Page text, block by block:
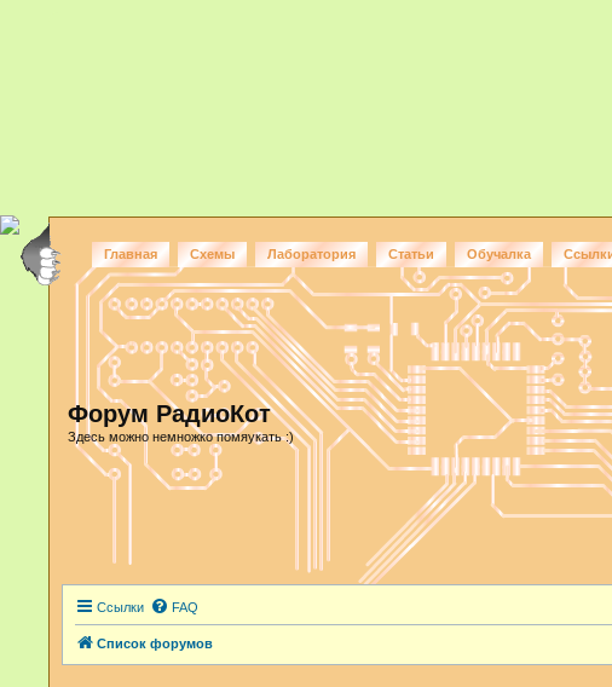
Главная Схемы Лаборатория Статьи Обучалка
Форум РадиоКот
Здесь можно немножко помяукать :)
Ссылки FAQ
Список форумов